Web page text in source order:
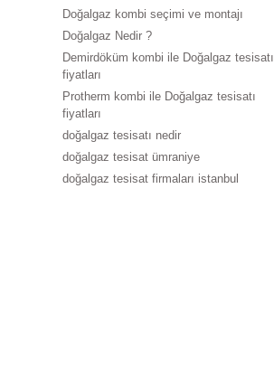
Doğalgaz kombi seçimi ve montajı
Doğalgaz Nedir ?
Demirdöküm kombi ile Doğalgaz tesisatı
fiyatları
Protherm kombi ile Doğalgaz tesisatı
fiyatları
doğalgaz tesisatı nedir
doğalgaz tesisat ümraniye
doğalgaz tesisat firmaları istanbul